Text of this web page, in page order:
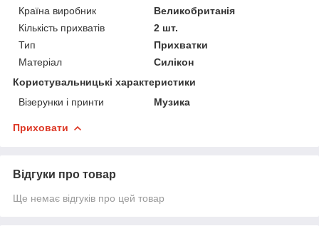
Країна виробник
Великобританія
Кількість прихватів
2 шт.
Тип
Прихватки
Матеріал
Силікон
Користувальницькі характеристики
Візерунки і принти
Музика
Приховати
Відгуки про товар
Ще немає відгуків про цей товар